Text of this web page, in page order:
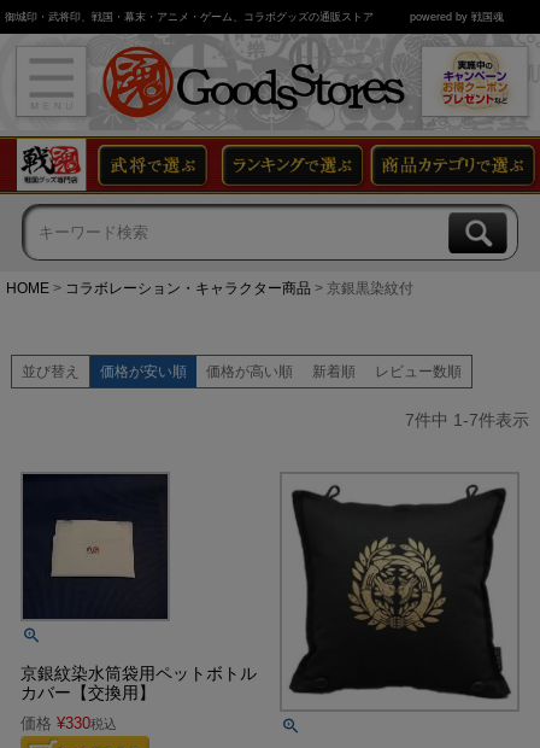
御城印・武将印、戦国・幕末・アニメ・ゲーム、コラボグッズの通販ストア powered by 戦国魂
HOME コラボレーション・キャラクター商品 京銀黒染紋付
並び替え 価格が安い順 価格が高い順 新着順 レビュー数順
7件中 1-7件表示
京銀紋染水筒袋用ペットボトル
カバー【交換用】
価格 ¥330税込